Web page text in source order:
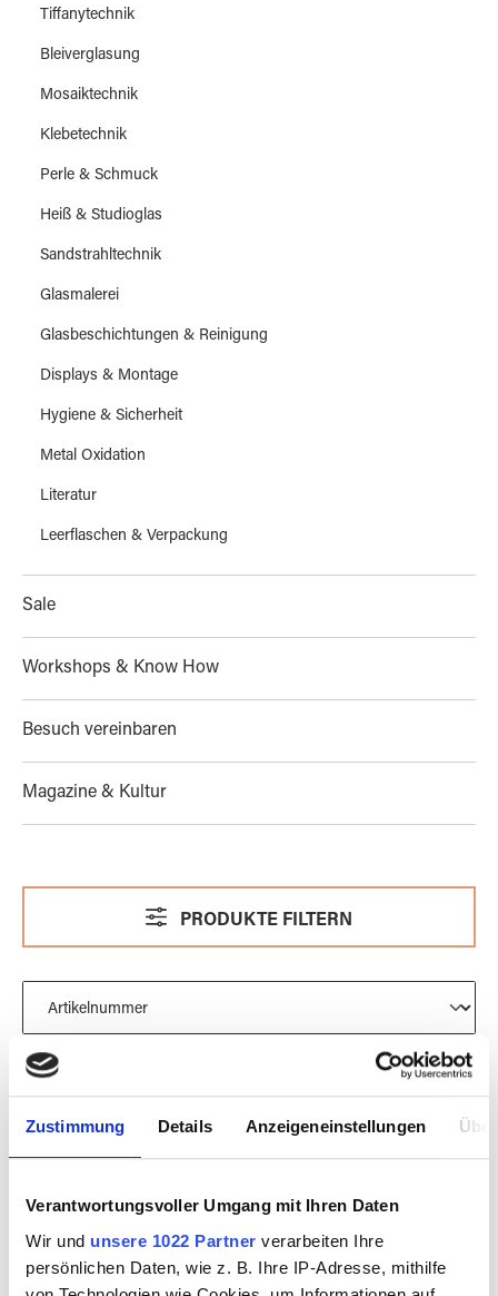
Zustimmung Details Anzeigeneinstellungen
Verantwortungsvoller Umgang mit Ihren Daten
Wir und unsere 1022 Partner verarbeiten Ihre
persönlichen Daten, wie z. B. Ihre IP-Adresse, mithilfe
Tiffanytechnik
Bleiverglasung
Mosaiktechnik
Klebetechnik
Perle & Schmuck
Heiß & Studioglas
Sandstrahltechnik
Glasmalerei
Glasbeschichtungen & Reinigung
Displays & Montage
Hygiene & Sicherheit
Metal Oxidation
Literatur
Leerflaschen & Verpackung
Sale
Workshops & Know How
Besuch vereinbaren
Magazine & Kultur
PRODUKTE FILTERN